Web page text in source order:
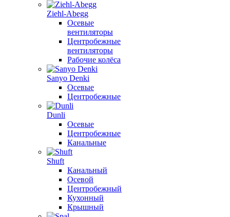
Ziehl-Abegg
Осевые
вентиляторы
Центробежные
вентиляторы
Рабочие колёса
Sanyo Denki
Осевые
Центробежные
Dunli
Осевые
Центробежные
Канальные
Shuft
Канальный
Осевой
Центробежный
Кухонный
Крышный